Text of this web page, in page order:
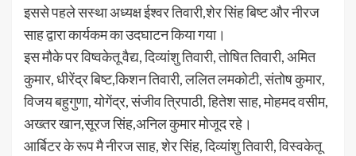
इससे पहले सस्था अध्यक्ष ईश्वर तिवारी,शेर सिंह बिष्ट और नीरज
साह द्वारा कार्यकम का उदघाटन किया गया।
इस मौके पर विष्वकेतू वैद्य, दिव्यांशु तिवारी, तोषित तिवारी, अमित
कुमार, धीरेंद्र बिष्ट,किशन तिवारी, ललित लमकोटी, संतोष कुमार,
विजय बहुगुणा, योगेंद्र, संजीव त्रिपाठी, हितेश साह, मोहमद वसीम,
अख्तर खान,सूरज सिंह,अनिल कुमार मोजूद रहे।
आर्बिटर के रूप मै नीरज साह, शेर सिंह, दिव्यांशु तिवारी, विस्वकेतू